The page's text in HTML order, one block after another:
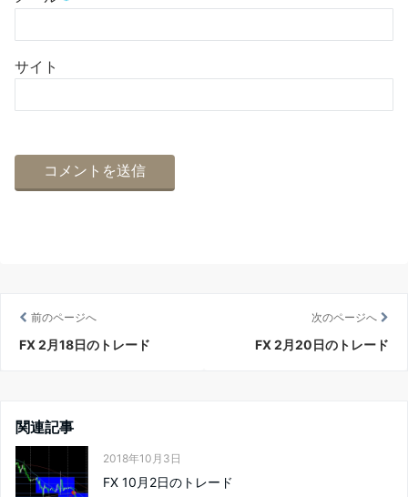
サイト
前のページへ
FX 2月18日のトレード
次のページへ
FX 2月20日のトレード
関連記事
2018年10月3日
FX 10月2日のトレード